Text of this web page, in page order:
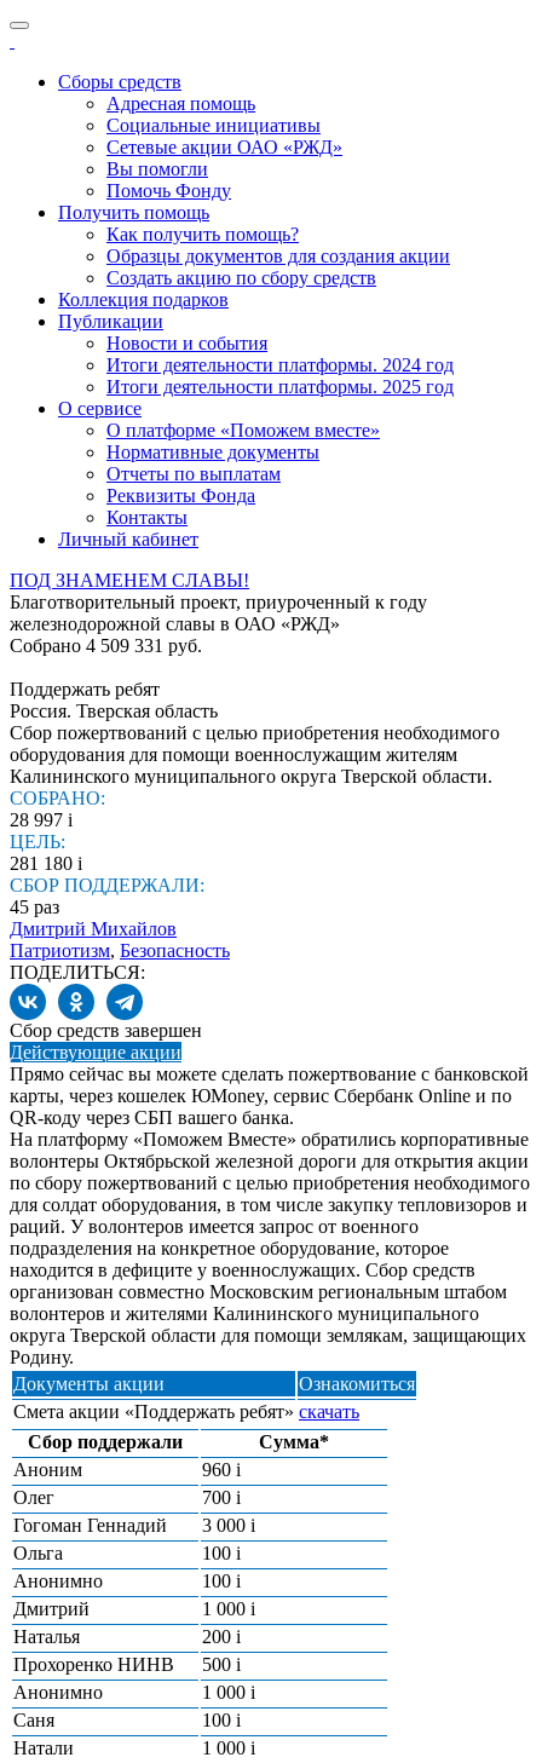
Сборы средств
Адресная помощь
Социальные инициативы
Сетевые акции ОАО «РЖД»
Вы помогли
Помочь Фонду
Получить помощь
Как получить помощь?
Образцы документов для создания акции
Создать акцию по сбору средств
Коллекция подарков
Публикации
Новости и события
Итоги деятельности платформы. 2024 год
Итоги деятельности платформы. 2025 год
О сервисе
О платформе «Поможем вместе»
Нормативные документы
Отчеты по выплатам
Реквизиты Фонда
Контакты
Личный кабинет
ПОД ЗНАМЕНЕМ СЛАВЫ!
Благотворительный проект, приуроченный к году
железнодорожной славы в ОАО «РЖД»
Собрано 4 509 331 руб.
Поддержать ребят
Россия. Тверская область
Сбор пожертвований с целью приобретения необходимого
оборудования для помощи военнослужащим жителям
Калининского муниципального округа Тверской области.
СОБРАНО:
28 997 i
ЦЕЛЬ:
281 180 i
СБОР ПОДДЕРЖАЛИ:
45 раз
Дмитрий Михайлов
Патриотизм, Безопасность
ПОДЕЛИТЬСЯ:
Сбор средств завершен
Действующие акции
Прямо сейчас вы можете сделать пожертвование с банковской
карты, через кошелек ЮMoney, сервис Сбербанк Online и по
QR-коду через СБП вашего банка.
На платформу «Поможем Вместе» обратились корпоративные
волонтеры Октябрьской железной дороги для открытия акции
по сбору пожертвований с целью приобретения необходимого
для солдат оборудования, в том числе закупку тепловизоров и
раций. У волонтеров имеется запрос от военного
подразделения на конкретное оборудование, которое
находится в дефиците у военнослужащих. Сбор средств
организован совместно Московским региональным штабом
волонтеров и жителями Калининского муниципального
округа Тверской области для помощи землякам, защищающих
Родину.
Документы акции
Ознакомиться
Смета акции «Поддержать ребят» скачать
Сбор поддержали
Сумма*
Аноним
960 i
Олег
700 i
Гогоман Геннадий
3 000 i
Ольга
100 i
Анонимно
100 i
Дмитрий
1 000 i
Наталья
200 i
Прохоренко НИНВ
500 i
Анонимно
1 000 i
Саня
100 i
Натали
1 000 i